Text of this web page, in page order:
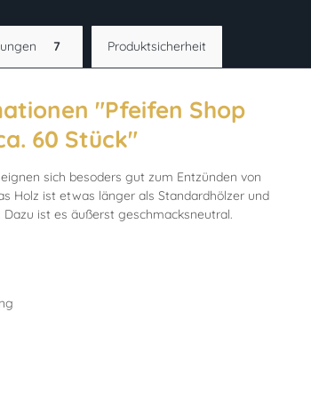
7 Produktsicherheit
"Pfeifen Shop
60 Stück"
sich besoders gut zum Entzünden von
Holz ist etwas länger als Standardhölzer und
ist es äußerst geschmacksneutral.